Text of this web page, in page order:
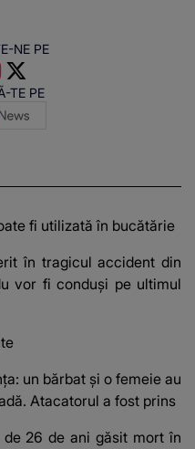
NE PE
TE PE
fi utilizată în bucătărie
în tragicul accident din
vor fi conduși pe ultimul
un bărbat și o femeie au
Atacatorul a fost prins
26 de ani găsit mort în